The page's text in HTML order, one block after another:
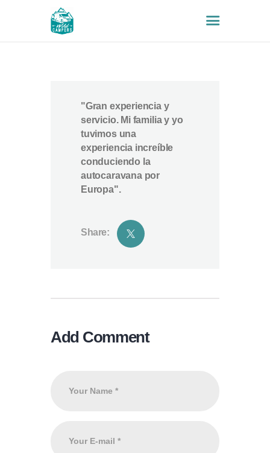
POR QUÉ NOSOTROS
SEGUROS
FAQS
EXTRAS
CONTACTO
"Gran experiencia y
servicio. Mi familia y yo
tuvimos una
experiencia increíble
conduciendo la
autocaravana por
Europa".
Share:
Add Comment